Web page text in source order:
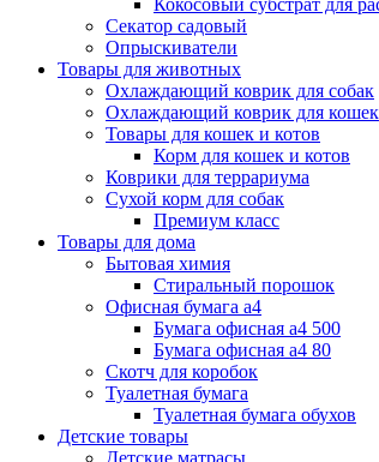
Кокосовый субстрат для
Секатор садовый
Опрыскиватели
Товары для животных
Охлаждающий коврик для собак
Охлаждающий коврик для кошек
Товары для кошек и котов
Корм для кошек и котов
Коврики для террариума
Сухой корм для собак
Премиум класс
Товары для дома
Бытовая химия
Стиральный порошок
Офисная бумага а4
Бумага офисная а4 500
Бумага офисная а4 80
Скотч для коробок
Туалетная бумага
Туалетная бумага обухов
Детские товары
Детские матрасы